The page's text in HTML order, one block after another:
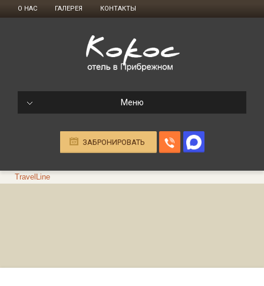
О НАС ГАЛЕРЕЯ КОНТАКТЫ
Меню
ЗАБРОНИРОВАТЬ
TravelLine